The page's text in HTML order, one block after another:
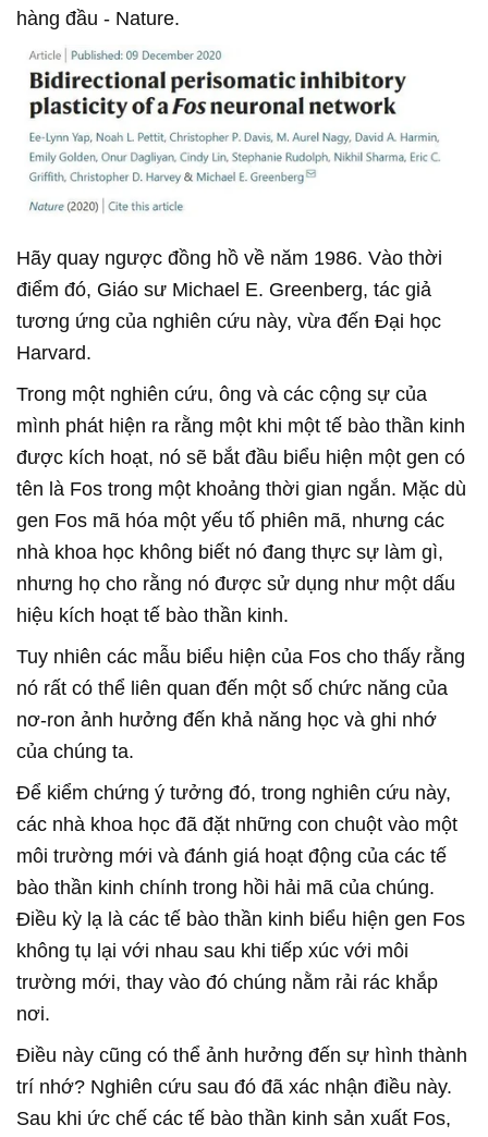
hàng đầu - Nature.
Hãy quay ngược đồng hồ về năm 1986. Vào thời
điểm đó, Giáo sư Michael E. Greenberg, tác giả
tương ứng của nghiên cứu này, vừa đến Đại học
Harvard.
Trong một nghiên cứu, ông và các cộng sự của
mình phát hiện ra rằng một khi một tế bào thần kinh
được kích hoạt, nó sẽ bắt đầu biểu hiện một gen có
tên là Fos trong một khoảng thời gian ngắn. Mặc dù
gen Fos mã hóa một yếu tố phiên mã, nhưng các
nhà khoa học không biết nó đang thực sự làm gì,
nhưng họ cho rằng nó được sử dụng như một dấu
hiệu kích hoạt tế bào thần kinh.
Tuy nhiên các mẫu biểu hiện của Fos cho thấy rằng
nó rất có thể liên quan đến một số chức năng của
nơ-ron ảnh hưởng đến khả năng học và ghi nhớ
của chúng ta.
Để kiểm chứng ý tưởng đó, trong nghiên cứu này,
các nhà khoa học đã đặt những con chuột vào một
môi trường mới và đánh giá hoạt động của các tế
bào thần kinh chính trong hồi hải mã của chúng.
Điều kỳ lạ là các tế bào thần kinh biểu hiện gen Fos
không tụ lại với nhau sau khi tiếp xúc với môi
trường mới, thay vào đó chúng nằm rải rác khắp
nơi.
Điều này cũng có thể ảnh hưởng đến sự hình thành
trí nhớ? Nghiên cứu sau đó đã xác nhận điều này.
Sau khi ức chế các tế bào thần kinh sản xuất Fos,